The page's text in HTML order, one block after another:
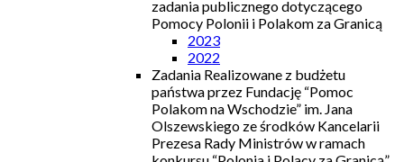
zadania publicznego dotyczącego
Pomocy Polonii i Polakom za Granicą
2023
2022
Zadania Realizowane z budżetu
państwa przez Fundację “Pomoc
Polakom na Wschodzie” im. Jana
Olszewskiego ze środków Kancelarii
Prezesa Rady Ministrów w ramach